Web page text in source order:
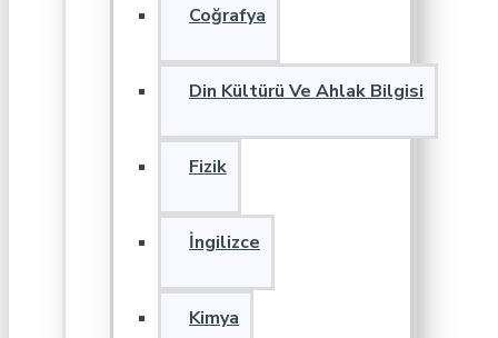
Coğrafya
Din Kültürü Ve Ahlak Bilgisi
Fizik
İngilizce
Kimya